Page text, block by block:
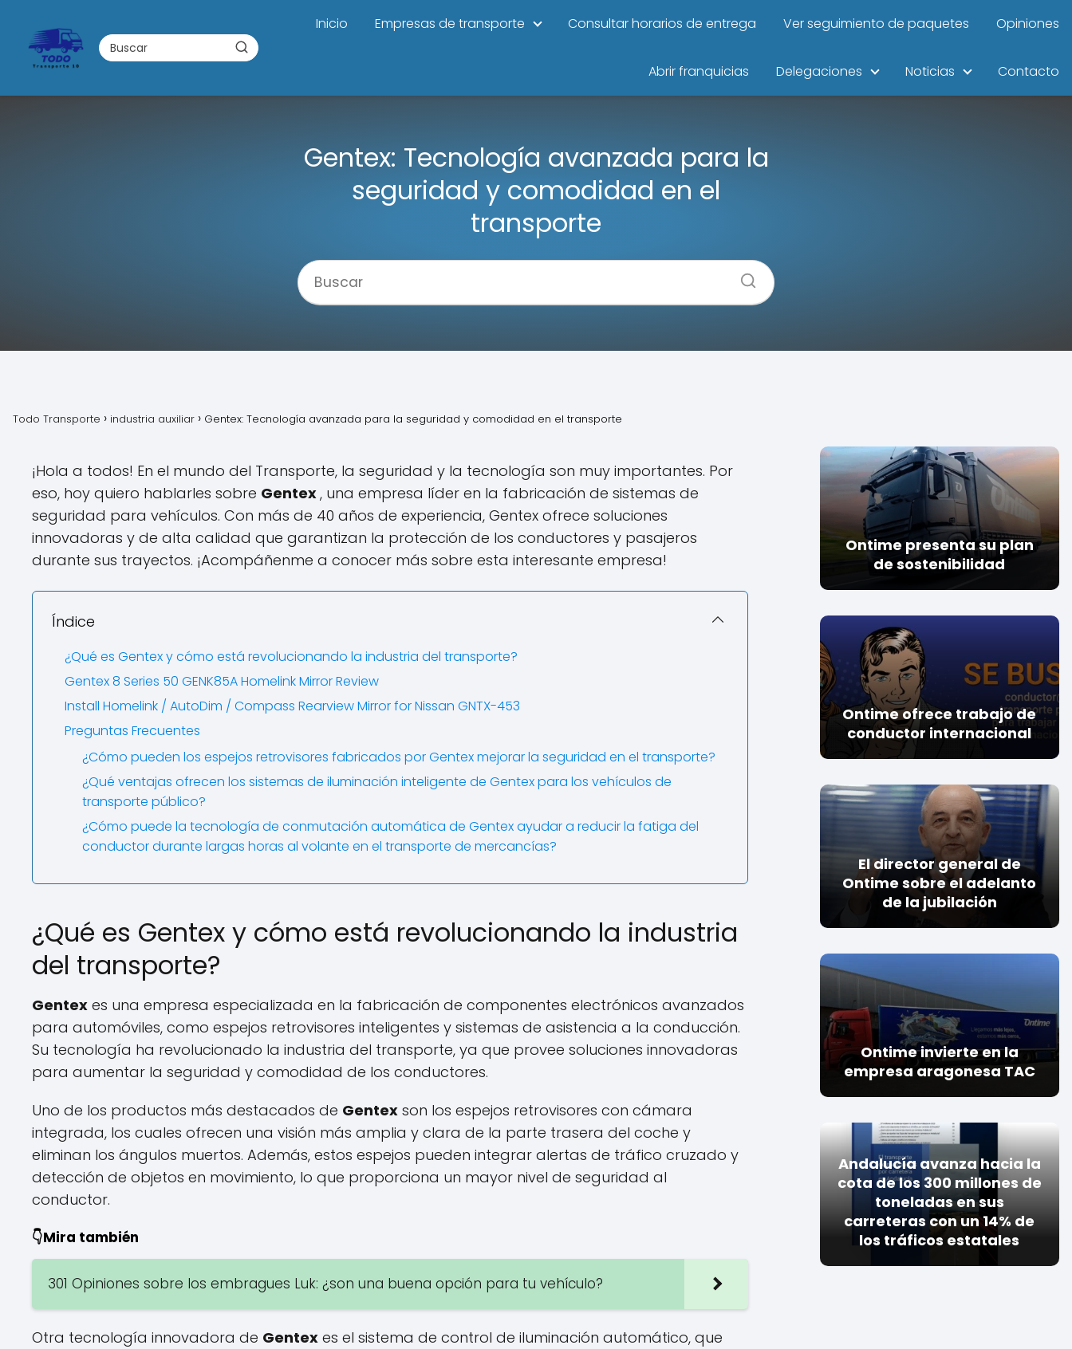
Inicio Empresas de transporte Consultar horarios de entrega Ver seguimiento de paquetes Opiniones
Abrir franquicias Delegaciones Noticias Contacto
Gentex: Tecnología avanzada para la
seguridad y comodidad en el
transporte
Todo Transporte industria auxiliar Gentex: Tecnología avanzada para la seguridad y comodidad en el transporte
¡Hola a todos! En el mundo del Transporte, la seguridad y la tecnología son muy importantes. Por
eso, hoy quiero hablarles sobre Gentex, una empresa líder en la fabricación de sistemas de
seguridad para vehículos. Con más de 40 años de experiencia, Gentex ofrece soluciones
innovadoras y de alta calidad que garantizan la protección de los conductores y pasajeros
durante sus trayectos. ¡Acompáñenme a conocer más sobre esta interesante empresa!
Índice
¿Qué es Gentex y cómo está revolucionando la industria del transporte?
Gentex 8 Series 50 GENK85A Homelink Mirror Review
Install Homelink / AutoDim / Compass Rearview Mirror for Nissan GNTX-453
Preguntas Frecuentes
¿Cómo pueden los espejos retrovisores fabricados por Gentex mejorar la seguridad en el transporte?
¿Qué ventajas ofrecen los sistemas de iluminación inteligente de Gentex para los vehículos de
transporte público?
¿Cómo puede la tecnología de conmutación automática de Gentex ayudar a reducir la fatiga del
conductor durante largas horas al volante en el transporte de mercancías?
¿Qué es Gentex y cómo está revolucionando la industria
del transporte?
Gentex es una empresa especializada en la fabricación de componentes electrónicos avanzados
para automóviles, como espejos retrovisores inteligentes y sistemas de asistencia a la conducción.
Su tecnología ha revolucionado la industria del transporte, ya que provee soluciones innovadoras
para aumentar la seguridad y comodidad de los conductores.
Uno de los productos más destacados de Gentex son los espejos retrovisores con cámara
integrada, los cuales ofrecen una visión más amplia y clara de la parte trasera del coche y
eliminan los ángulos muertos. Además, estos espejos pueden integrar alertas de tráfico cruzado y
detección de objetos en movimiento, lo que proporciona un mayor nivel de seguridad al
conductor.
👇Mira también
301 Opiniones sobre los embragues Luk: ¿son una buena opción para tu vehículo?
Otra tecnología innovadora de Gentex es el sistema de control de iluminación automático, que
Ontime presenta su plan
de sostenibilidad
Ontime ofrece trabajo de
conductor internacional
El director general de
Ontime sobre el adelanto
de la jubilación
Ontime invierte en la
empresa aragonesa TAC
Andalucía avanza hacia la
cota de los 300 millones de
toneladas en sus
carreteras con un 14% de
los tráficos estatales